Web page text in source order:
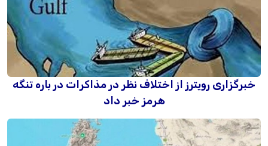
خبرگزاری رویترز از اختلاف نظر در مذاکرات در باره تنگه
هرمز خبر داد